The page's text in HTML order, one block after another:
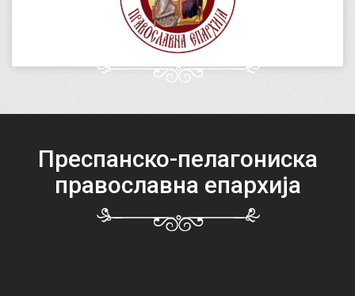
Преспанско-пелагониска
православна епархија